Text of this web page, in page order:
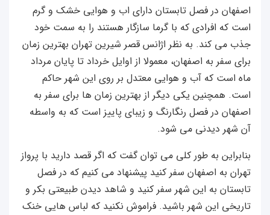
اصفهان در فصل تابستان دارای اب و هوایی خشک و گرم
است که افرادی که با گرما سازگار هستند را به سمت خود
جذب می کند. به نظر اژانس قصر شیرین تهران بهترین زمان
برای سفر به اصفهان، معمولا از اوایل خرداد تا پایان مرداد
ماه است که آب و هوایی معتدل بر روی این شهر حاکم
است. همچنین یکی دیگر از بهترین زمان ها برای سفر به
اصفهان در فصل رنگارنگ و زیبای پاییز است که به واسطه
آن شهر دیدنی می شود.
بنابراین به طور کلی می توان گفت که اگر قصد دارید با پرواز
تهران به اصفهان سفر کنید پیشنهاد می کنیم که در فصل
تابستان به این شهر سفر کنید و شاهد دیدن طبیعتی بکر و
تاریخی این شهر باشید. فراموش نکنید که لباس هایی خنک